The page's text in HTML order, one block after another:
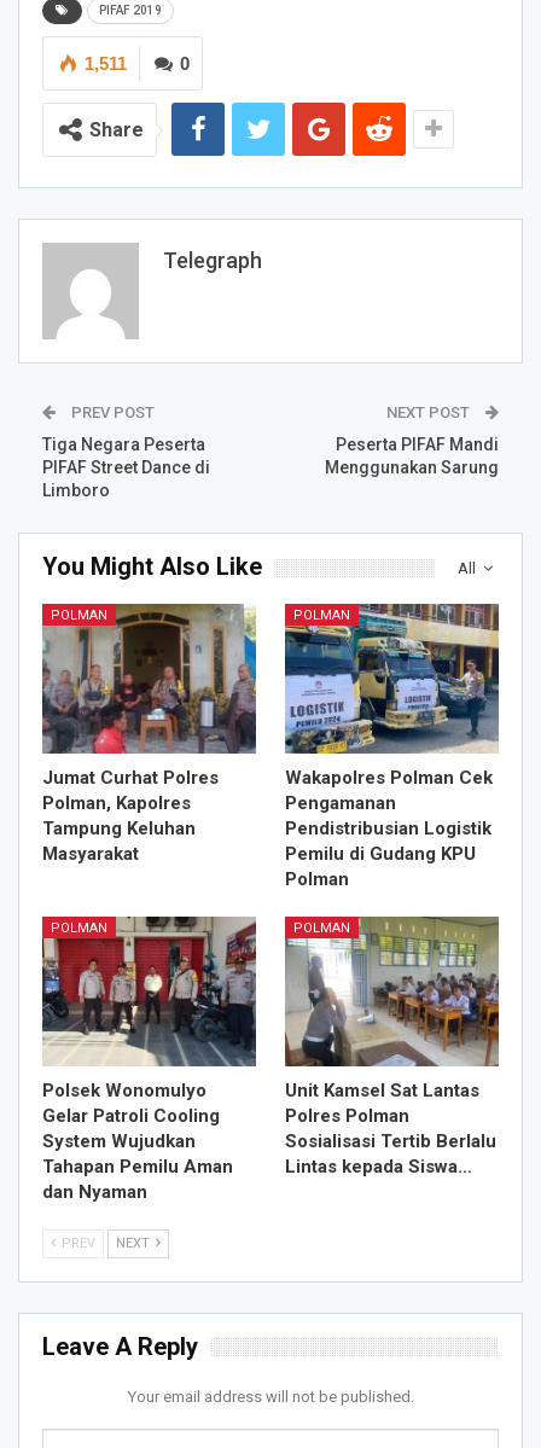
PIFAF 2019
0
1,511
Share
Telegraph
PREV POST
Tiga Negara Peserta
PIFAF Street Dance di
Limboro
NEXT POST
Peserta PIFAF Mandi
Menggunakan Sarung
All
You Might Also Like
POLMAN
Jumat Curhat Polres
Polman, Kapolres
Tampung Keluhan
Masyarakat
POLMAN
Wakapolres Polman Cek
Pengamanan
Pendistribusian Logistik
Pemilu di Gudang KPU
Polman
POLMAN
Polsek Wonomulyo
Gelar Patroli Cooling
System Wujudkan
Tahapan Pemilu Aman
dan Nyaman
POLMAN
Unit Kamsel Sat Lantas
Polres Polman
Sosialisasi Tertib Berlalu
Lintas kepada Siswa…
PREV NEXT
Leave A Reply
Your email address will not be published.